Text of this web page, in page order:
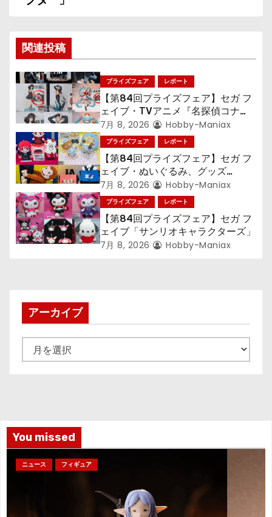
ョ
ン
関連投稿
プライズフェア レポート
【第84回プライズフェア】セガ フ
ェイブ・TVアニメ『名探偵コナ
ン』TVアニメ『呪術廻戦』『〈物
語〉シリーズ』「初音ミク」
7月 8, 2026 Hobby-Maniax
プライズフェア レポート
【第84回プライズフェア】セガ フ
ェイブ・ぬいぐるみ、グッズ
『LiSA』『ミニオン』『おさるの
ジョージ』『ポケットモンスター』
7月 8, 2026 Hobby-Maniax
プライズフェア レポート
【第84回プライズフェア】セガ フ
ェイブ「サンリオキャラクターズ」
7月 8, 2026 Hobby-Maniax
アーカイブ
ー
You missed
ニュース フィギュア